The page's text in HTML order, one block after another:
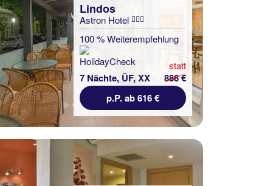
Lindos
Astron Hotel
100 % Weiterempfehlung
7 Nächte, ÜF, XX
statt
886 €
p.P. ab 616 €